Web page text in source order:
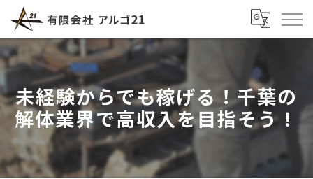
未経験からでも稼げる！千葉の
解体業界で高収入を目指そう！